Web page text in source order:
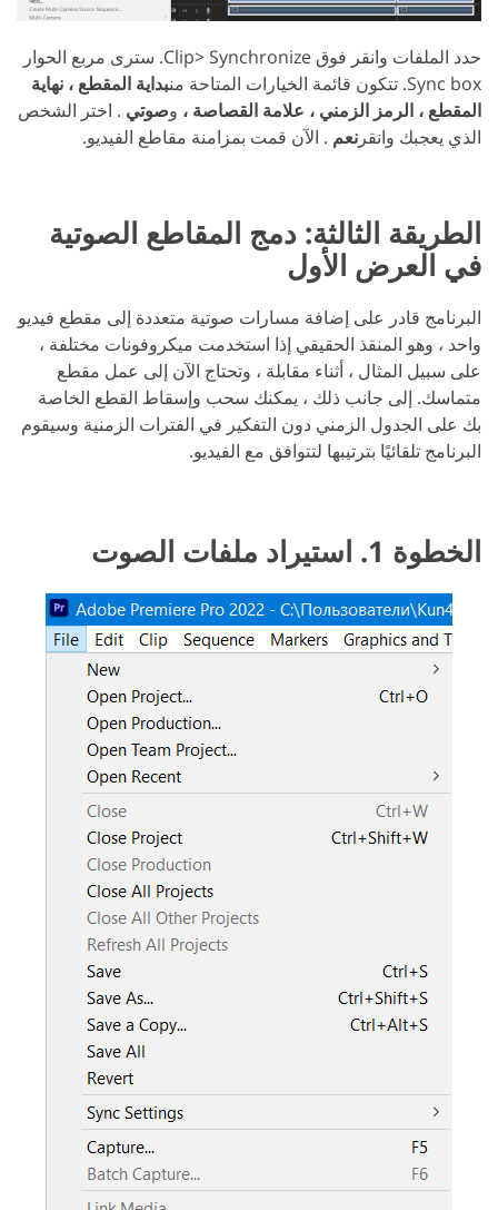
حدد الملفات وانقر فوق Clip> Synchronize. سترى مربع الحوار
Sync box. تتكون قائمة الخيارات المتاحة من
بداية المقطع ، نهاية
المقطع ، الرمز الزمني ، علامة القصاصة ، وصوتي . اختر الشخص
الذي يعجبك وانقر نعم . الآن قمت بمزامنة مقاطع الفيديو.
الطريقة الثالثة: دمج المقاطع الصوتية
في العرض الأول
البرنامج قادر على إضافة مسارات صوتية متعددة إلى مقطع فيديو
واحد ، وهو المنقذ الحقيقي إذا استخدمت ميكروفونات مختلفة ،
على سبيل المثال ، أثناء مقابلة ، وتحتاج الآن إلى عمل مقطع
متماسك. إلى جانب ذلك ، يمكنك سحب وإسقاط القطع الخاصة
بك على الجدول الزمني دون التفكير في الفترات الزمنية وسيقوم
البرنامج تلقائيًا بترتيبها لتتوافق مع الفيديو.
الخطوة 1. استيراد ملفات الصوت